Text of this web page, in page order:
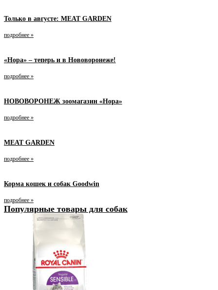
Только в августе: MEAT GARDEN
подробнее »
«Нора» – теперь и в Нововоронеже!
подробнее »
НОВОВОРОНЕЖ зоомагазин «Нора»
подробнее »
MEAT GARDEN
подробнее »
Корма кошек и собак Goodwin
подробнее »
Популярные товары для собак